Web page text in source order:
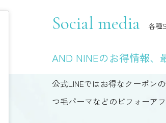
Social media 各種
AND NINEのお得情報、
公式LINEではお得なクーポン
つ毛パーマなどのビフォーア